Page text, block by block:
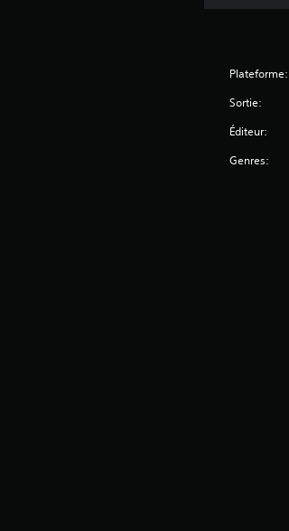
Plateforme:
Sortie:
Éditeur:
Genres: